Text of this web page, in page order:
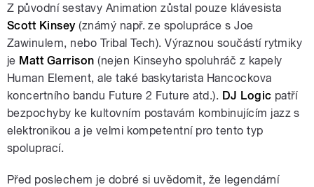
Z původní sestavy Animation zůstal pouze klávesista
Scott Kinsey(známý např. ze spolupráce s Joe
Zawinulem, nebo Tribal Tech). Výraznou součástí rytmiky
je Matt Garrison (nejen Kinseyho spoluhráč z kapely
Human Element, ale také baskytarista Hancockova
koncertního bandu Future 2 Future atd.). DJ Logic patří
bezpochyby ke kultovním postavám kombinujícím jazz s
elektronikou a je velmi kompetentní pro tento typ
spoluprací.
Před poslechem je dobré si uvědomit, že legendární